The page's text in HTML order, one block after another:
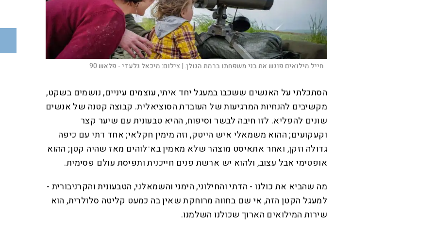
חייל מילואים פוגש את בני משפחתו ברמת הגולן. | צילום:מיכאל גלעדי - פלאש 90
הסתכלתי על האנשים ששכבו במעגל יחד איתי, עוצמים עיניים, נושמים בשקט,
מקשיבים להנחיות המרגיעות של העובדת הסוציאלית. קבוצה קטנה של אנשים
שונים להפליא. לזו חיבה לבשר וסיפוח, ההיא טבעונית עם שיער קצר
וקעקועים; ההוא משמאלי איש הייטק, וזה מימין חקלאי; אחד דתי עם כיפה
גדולה וזקן, ואחר אתאיסט מוצהר שלא מאמין בא־לוהים מאז שהיה קטן; ההוא
אופטימי אבל עצוב, ולהוא יש ארשת פנים חייכנית ותפיסת עולם פסימית.
מה שהביא את כולנו - הדתי והחילוני, הימני והשמאלני, הטבעונית והקרניבורית -
למעגל הקטן הזה, אי שם בחווה מרוחקת שאין בה כמעט קליטה סלולרית, הוא
שירות המילואים הארוך שכולנו השלמנו.